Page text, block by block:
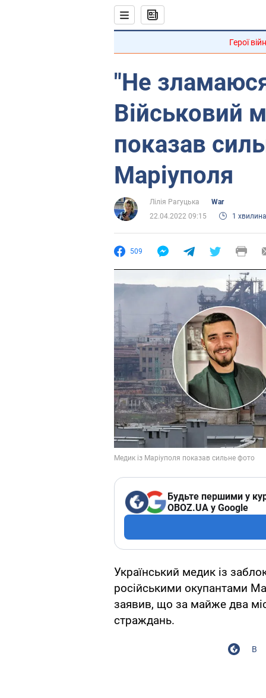
Герої
"Не
Військовий
показав
Маріуполя
Лілія Рагуцька
War
22.04.2022 09:15
1 хвилина
509
Будьте першими у
OBOZ.UA у Google
Український медик із
російськими окупантами
заявив, що за майже два
страждань.